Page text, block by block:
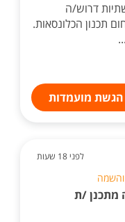
דרוש/ה
תכנון הכלונסאות.
הגשת מועמדות
לפני 18 שעות
והשמה
מתכנן /ת